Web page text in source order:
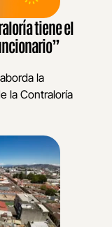
tiene el
la
la Contraloría